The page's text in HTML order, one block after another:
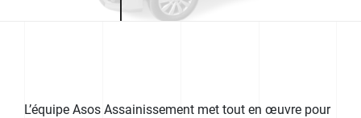
L’équipe Asos Assainissement met tout en œuvre pour